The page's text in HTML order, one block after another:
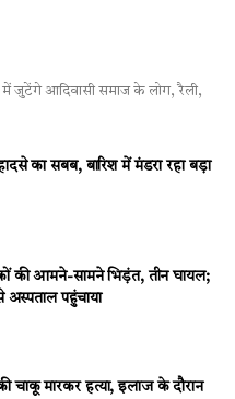
में जुटेंगे आदिवासी समाज के लोग, रैली,
का सबब, बारिश में मंडरा रहा बड़ा
की आमने-सामने भिड़ंत, तीन घायल;
अस्पताल पहुंचाया
चाकू मारकर हत्या, इलाज के दौरान